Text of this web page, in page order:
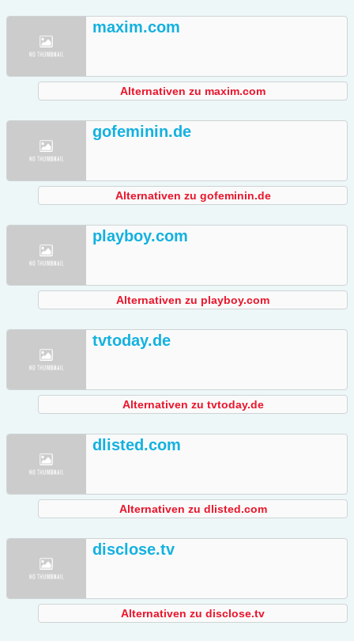
maxim.com
Alternativen zu maxim.com
gofeminin.de
Alternativen zu gofeminin.de
playboy.com
Alternativen zu playboy.com
tvtoday.de
Alternativen zu tvtoday.de
dlisted.com
Alternativen zu dlisted.com
disclose.tv
Alternativen zu disclose.tv